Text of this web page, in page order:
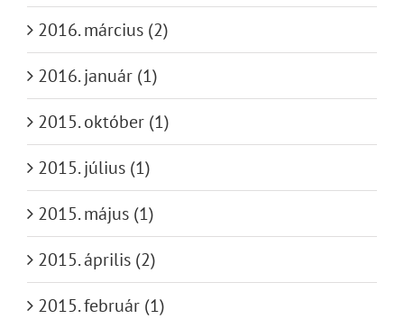
2016. március (2)
2016. január (1)
2015. október (1)
2015. július (1)
2015. május (1)
2015. április (2)
2015. február (1)